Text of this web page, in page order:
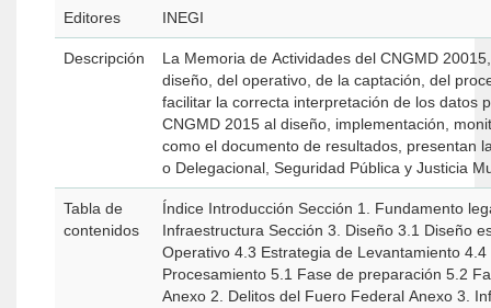
Editores INEGI
Descripción
La Memoria de Actividades del CNGMD
diseño, del operativo, de la captación, del
facilitar la correcta interpretación de los datos
CNGMD 2015 al diseño, implementación,
como el documento de resultados, presentan
o Delegacional, Seguridad Pública y Jus­ticia
Tabla de
contenidos
Índice Introducción Sección 1. Fundamento legal Sección 2.
Infraestructura Sección 3. Diseño 3.1 Diseño
Operativo 4.3 Estrategia de Levantamiento
Procesamiento 5.1 Fase de preparación 5.2
Anexo 2. Delitos del Fuero Federal Anexo 3.